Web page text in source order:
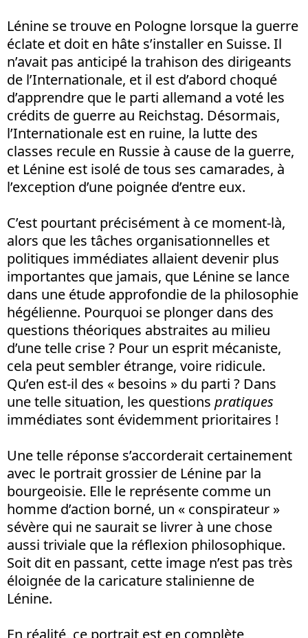
Lénine se trouve en Pologne lorsque la guerre
éclate et doit en hâte s’installer en Suisse. Il
n’avait pas anticipé la trahison des dirigeants
de l’Internationale, et il est d’abord choqué
d’apprendre que le parti allemand a voté les
crédits de guerre au Reichstag. Désormais,
l’Internationale est en ruine, la lutte des
classes recule en Russie à cause de la guerre,
et Lénine est isolé de tous ses camarades, à
l’exception d’une poignée d’entre eux.
C’est pourtant précisément à ce moment-là,
alors que les tâches organisationnelles et
politiques immédiates allaient devenir plus
importantes que jamais, que Lénine se lance
dans une étude approfondie de la philosophie
hégélienne. Pourquoi se plonger dans des
questions théoriques abstraites au milieu
d’une telle crise ? Pour un esprit mécaniste,
cela peut sembler étrange, voire ridicule.
Qu’en est-il des « besoins » du parti ? Dans
une telle situation, les questions pratiques
immédiates sont évidemment prioritaires !
Une telle réponse s’accorderait certainement
avec le portrait grossier de Lénine par la
bourgeoisie. Elle le représente comme un
homme d’action borné, un « conspirateur »
sévère qui ne saurait se livrer à une chose
aussi triviale que la réflexion philosophique.
Soit dit en passant, cette image n’est pas très
éloignée de la caricature stalinienne de
Lénine.
En réalité, ce portrait est en complète